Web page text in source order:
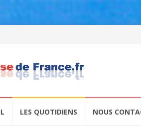
LES QUOTIDIENS NOUS